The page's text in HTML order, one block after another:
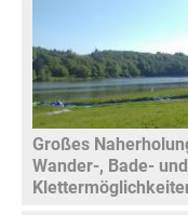
Großes
Wander-, Bade- und